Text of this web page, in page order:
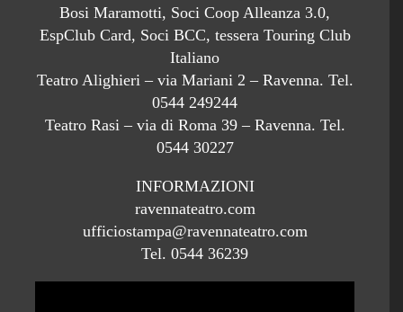
Bosi Maramotti, Soci Coop Alleanza 3.0,
EspClub Card, Soci BCC, tessera Touring Club
Italiano
Teatro Alighieri – via Mariani 2 – Ravenna. Tel.
0544 249244
Teatro Rasi – via di Roma 39 – Ravenna. Tel.
0544 30227
INFORMAZIONI
ravennateatro.com
ufficiostampa@ravennateatro.com
Tel. 0544 36239